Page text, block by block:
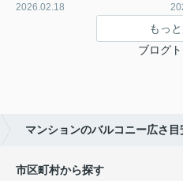
2026.02.18
もっ
ブログ
マンションのバルコニー広さ
市区町村から探す